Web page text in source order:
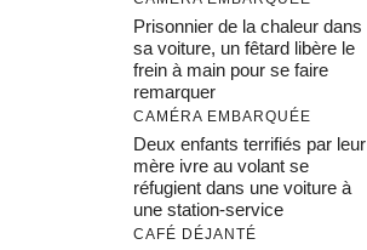
Prisonnier de la chaleur dans
sa voiture, un fêtard libère le
frein à main pour se faire
remarquer
CAMÉRA EMBARQUÉE
Deux enfants terrifiés par leur
mère ivre au volant se
réfugient dans une voiture à
une station-service
CAFÉ DÉJANTÉ